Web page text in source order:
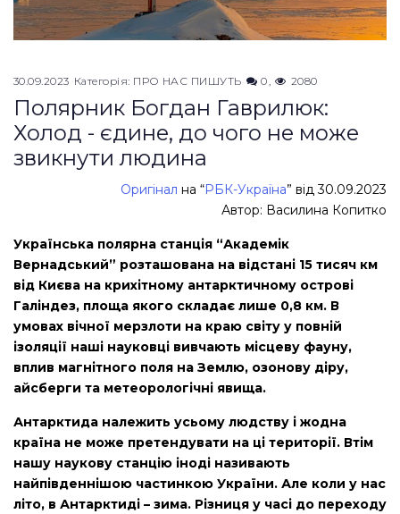
30.09.2023 Категорія: ПРО НАС ПИШУТЬ 0 2080
Полярник Богдан Гаврилюк:
Холод - єдине, до чого не може
звикнути людина
Оригінал на “РБК-Україна” від 30.09.2023
Автор: Василина Копитко
Українська полярна станція “Академік
Вернадський” розташована на відстані 15 тисяч км
від Києва на крихітному антарктичному острові
Галіндез, площа якого складає лише 0,8 км. В
умовах вічної мерзлоти на краю світу у повній
ізоляції наші науковці вивчають місцеву фауну,
вплив магнітного поля на Землю, озонову діру,
айсберги та метеорологічні явища.
Антарктида належить усьому людству і жодна
країна не може претендувати на ці території. Втім
нашу наукову станцію іноді називають
найпівденнішою частинкою України. Але коли у нас
літо, в Антарктиді – зима. Різниця у часі до переходу